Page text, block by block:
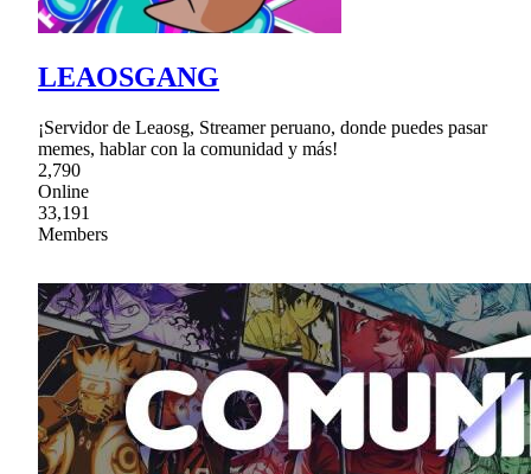
LEAOSGANG
¡Servidor de Leaosg, Streamer peruano, donde puedes pasar
memes, hablar con la comunidad y más!
2,790
Online
33,191
Members